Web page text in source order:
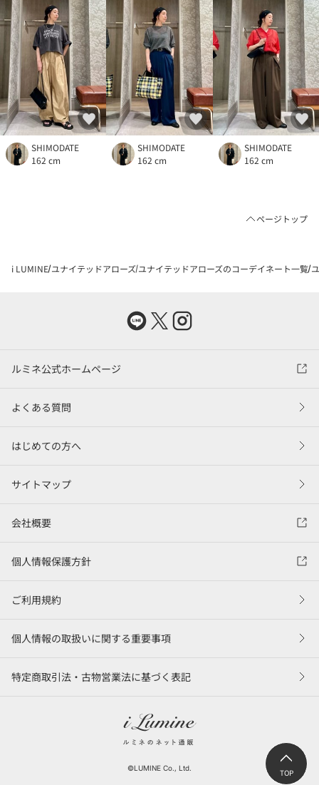
SHIMODATE
162 cm
SHIMODATE
162 cm
SHIMODATE
162 cm
TOP
ページトップ
i LUMINE ユナイテッドアローズ ユナイテッドアローズのコーデイネート一覧
ルミネ公式ホームページ
よくある質問
はじめての方へ
サイトマップ
会社概要
個人情報保護方針
ご利用規約
個人情報の取扱いに関する重要事項
特定商取引法・古物営業法に基づく表記
©LUMINE Co., Ltd.